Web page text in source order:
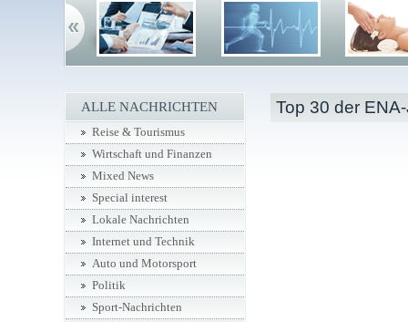
Top 30 der
ALLE NACHRICHTEN
Reise & Tourismus
Wirtschaft und Finanzen
Mixed News
Special interest
Lokale Nachrichten
Internet und Technik
Auto und Motorsport
Politik
Sport-Nachrichten